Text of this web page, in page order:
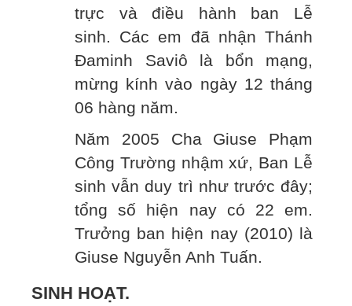
trực và điều hành ban Lễ
sinh. Các em đã nhận Thánh
Đaminh Saviô là bổn mạng,
mừng kính vào ngày 12 tháng
06 hàng năm.
Năm 2005 Cha Giuse Phạm
Công Trường nhậm xứ, Ban Lễ
sinh vẫn duy trì như trước đây;
tổng số hiện nay có 22 em.
Trưởng ban hiện nay (2010) là
Giuse Nguyễn Anh Tuấn.
SINH HOẠT.